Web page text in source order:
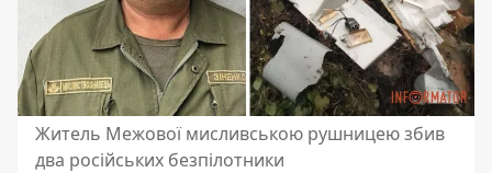
Житель Межової мисливською рушницею збив
два російських безпілотники